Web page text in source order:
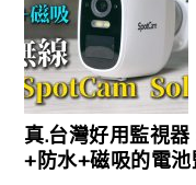
真.台灣好用監視
+防水+磁吸的電